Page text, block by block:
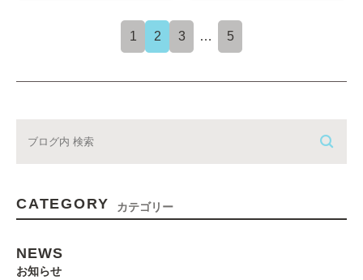
1 2 3 … 5
CATEGORY カテゴリー
NEWS
お知らせ